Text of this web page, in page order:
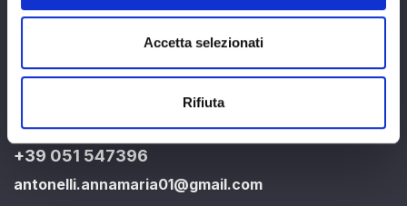
Accetta selezionati
Rifiuta
RECAPITI:
+39 051 547396
antonelli.annamaria01@gmail.com